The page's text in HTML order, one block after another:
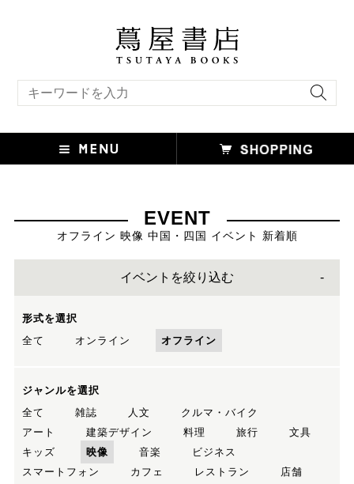
EVENT
オフライン 映像 中国・四国 イベント 新着順
イベントを絞り込む
形式を選択
全て
オンライン オフライン
ジャンルを選択
全て
雑誌 人文
クルマ・バイク
アート
建築デザイン 料理 旅行
文具
キッズ
映像 音楽
ビジネス
スマートフォン
カフェ レストラン
店舗